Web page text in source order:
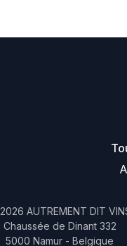
2026 AUTREMENT DIT
Chaussée de Dinant 332
5000 Namur - Belgique